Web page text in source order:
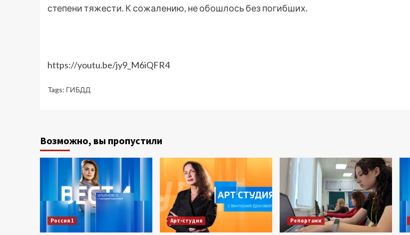
степени тяжести. К сожалению, не обошлось без погибших.
https://youtu.be/jy9_M6iQFR4
Tags: ГИБДД
Возможно, вы пропустили
Россия 1 Арт-студия Репортажи